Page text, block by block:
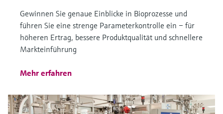
Gewinnen Sie genaue Einblicke in Bioprozesse und
führen Sie eine strenge Parameterkontrolle ein – für
höheren Ertrag, bessere Produktqualität und schnellere
Markteinführung
Mehr erfahren